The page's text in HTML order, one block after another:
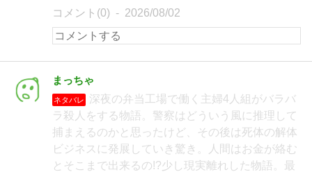
コメント(0) 2026/08/02
まっちゃ
ネタバレ
深夜の弁当工場で働く主婦4人組がバラバ
ラ殺人をする物語。警察はどういう風に推理して
捕まえるのかと思ったけど、その後は死体の解体
ビジネスに発展していき驚き。人間はお金が絡む
とそこまで出来るの!?少し現実離れした物語。最